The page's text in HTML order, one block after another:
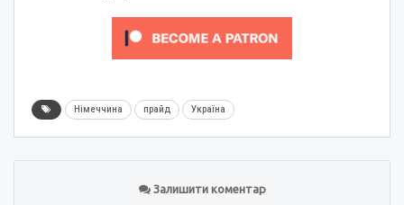
Німеччина прайд Україна
Залишити коментар